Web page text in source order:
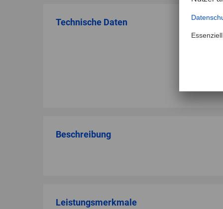
Technische Daten
Beschreibung
Leistungsmerkmale